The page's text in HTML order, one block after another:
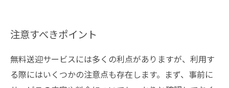
注意すべきポイント
無料送迎サービスには多くの利点がありますが、利用す
る際にはいくつかの注意点も存在します。まず、事前に